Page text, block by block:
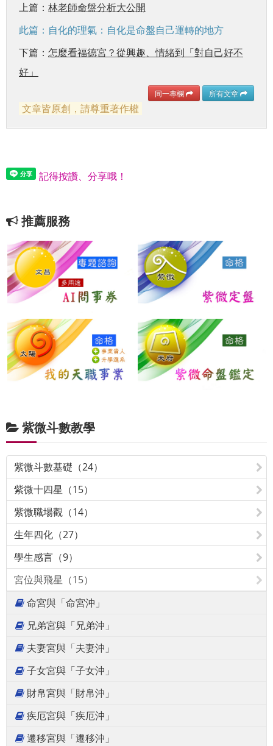
上篇： 林老師命盤分析大公開
此篇：自化的理氣：自化是命盤自己運轉的地方
下篇： 怎麼看福德宮？從興趣、情緒到「對自己好不
好」
同一專欄 所有文章
文章皆原創，請尊重著作權
記得按讚、分享哦！
推薦服務
紫微斗數教學
紫微斗數基礎（24）
紫微十四星（15）
紫微職場觀（14）
生年四化（27）
學生感言（9）
宮位與飛星（15）
命宮與「命宮沖」
兄弟宮與「兄弟沖」
夫妻宮與「夫妻沖」
子女宮與「子女沖」
財帛宮與「財帛沖」
疾厄宮與「疾厄沖」
遷移宮與「遷移沖」